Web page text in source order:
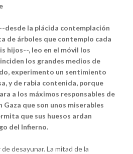
desde la plácida contemplación
de árboles que contemplo cada
hijos--, leo en el móvil los
los grandes medios de
experimento un sentimiento
y de rabia contenida, porque
a los máximos responsables de
Gaza que son unos miserables
que sus huesos ardan
del Infierno.
desayunar. La mitad de la